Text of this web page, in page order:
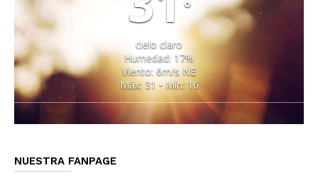
°
cielo claro
Humedad: 17%
Viento: 6m/s NE
Máx: 31 • Mín: 16
NUESTRA FANPAGE